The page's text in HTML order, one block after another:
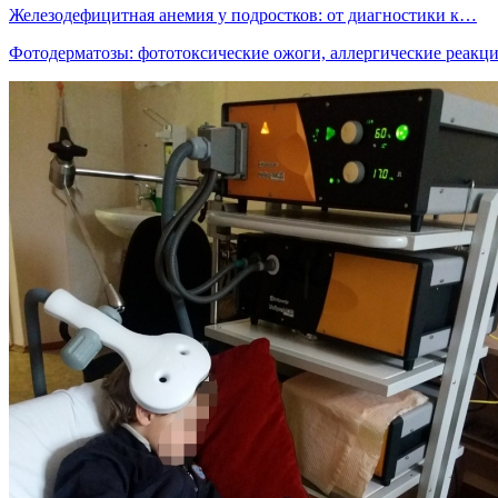
Железодефицитная анемия у подростков: от диагностики к…
Фотодерматозы: фототоксические ожоги, аллергические